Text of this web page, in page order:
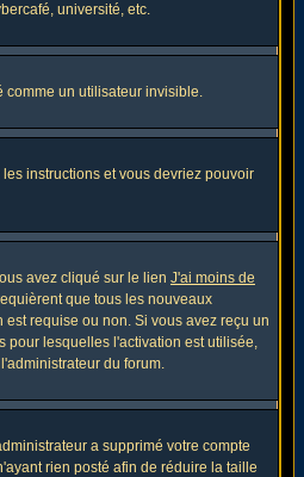
université, etc.
comme un utilisateur invisible.
les instructions et vous devriez pouvoir
avez cliqué sur le lien J'ai moins de
que tous les nouveaux
requise ou non. Si vous avez reçu un
pour lesquelles l'activation est utilisée,
du forum.
a supprimé votre compte
rien posté afin de réduire la taille